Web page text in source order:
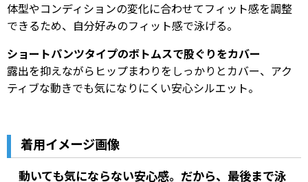
体型やコンディションの変化に合わせてフィット感を調整
できるため、自分好みのフィット感で泳げる。
ショートパンツタイプのボトムスで股ぐりをカバー
露出を抑えながらヒップまわりをしっかりとカバー、アク
ティブな動きでも気になりにくい安心シルエット。
着用イメージ画像
動いても気にならない安心感。だから、最後まで泳